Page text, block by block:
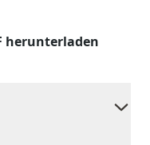
herunterladen